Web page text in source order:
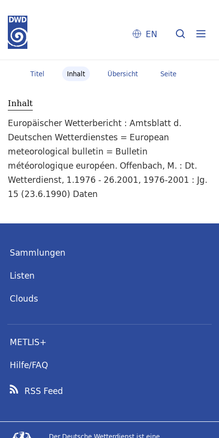
EN
Titel Inhalt Übersicht Seite
Inhalt
Europäischer Wetterbericht : Amtsblatt d.
Deutschen Wetterdienstes = European
meteorological bulletin = Bulletin
météorologique européen. Offenbach, M. : Dt.
Wetterdienst, 1.1976 - 26.2001, 1976-2001 : Jg.
15 (23.6.1990) Daten
Sammlungen
Listen
Clouds
METLIS+
Hilfe/FAQ
RSS Feed